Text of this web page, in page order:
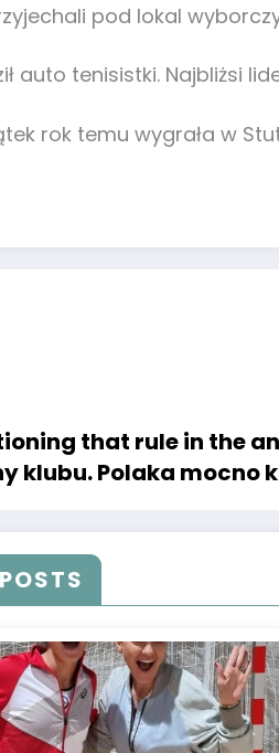
pod lokal
auto tenisistki. Najbliżsi
rok temu wygrała w
that rule in the
klubu. Polaka mocno